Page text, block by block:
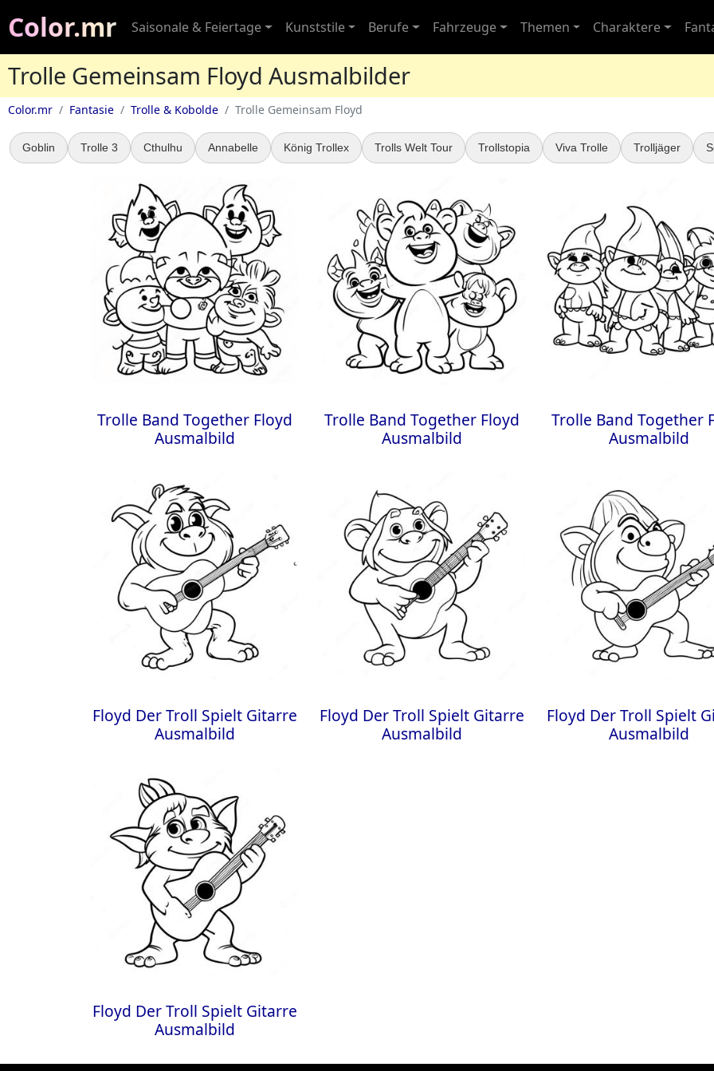
Color.mr Saisonale & Feiertage Kunststile Berufe Fahrzeuge Themen Charaktere
Trolle Gemeinsam Floyd Ausmalbilder
Color.mr Fantasie Trolle & Kobolde Trolle Gemeinsam Floyd
Goblin Trolle 3 Cthulhu Annabelle König Trollex Trolls Welt Tour Trollstopia Viva Trolle Trolljäger
Trolle Band Together Floyd
Ausmalbild
Trolle Band Together Floyd
Ausmalbild
Trolle Band Together
Ausmalbild
Floyd Der Troll Spielt Gitarre
Ausmalbild
Floyd Der Troll Spielt Gitarre
Ausmalbild
Floyd Der Troll Spielt
Ausmalbild
Floyd Der Troll Spielt Gitarre
Ausmalbild